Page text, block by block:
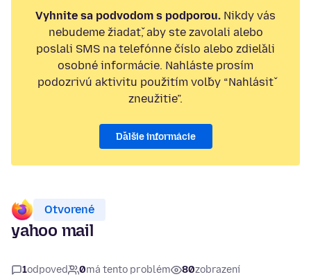
Vyhnite sa podvodom s podporou. Nikdy vás
nebudeme žiadať, aby ste zavolali alebo
poslali SMS na telefónne číslo alebo zdieľali
osobné informácie. Nahláste prosím
podozrivú aktivitu použitím voľby “Nahlásiť
zneužitie”.
Ďalšie informácie
Otvorené
yahoo mail
1odpoveď 0má tento problém 80zobrazení